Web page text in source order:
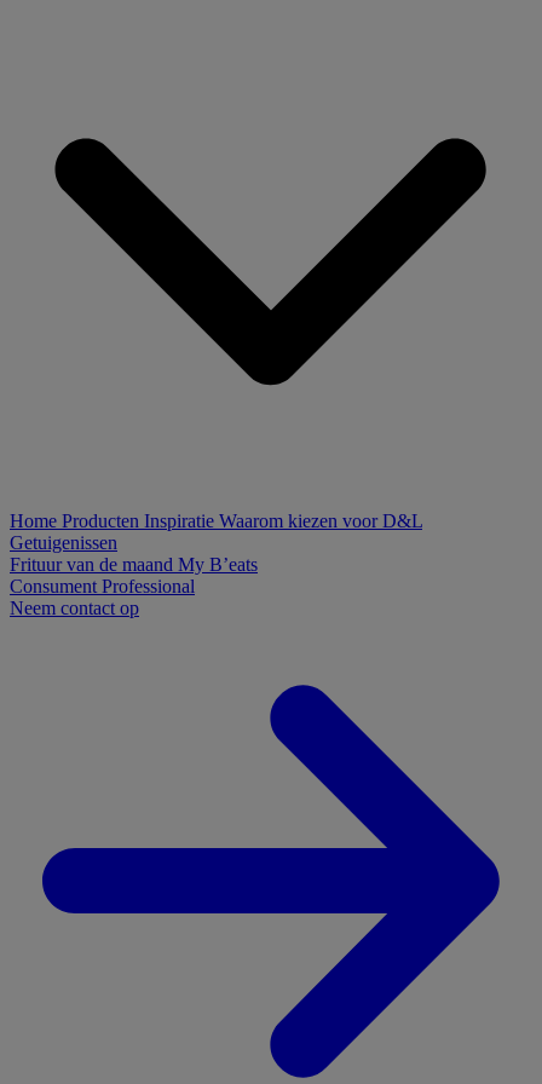
Home Producten Inspiratie Waarom kiezen voor D&L
Getuigenissen
Frituur van de maand My B’eats
Consument Professional
Neem contact op